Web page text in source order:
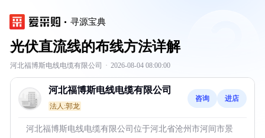
寻源宝典
光伏直流线的布线方法详解
河北福博斯电线电缆有限公司 · 2026-08-04 08:00:00
河北福博斯电线电缆有限公司
法人:郭龙
咨询 进店
河北福博斯电线电缆有限公司位于河北省沧州市河间市景